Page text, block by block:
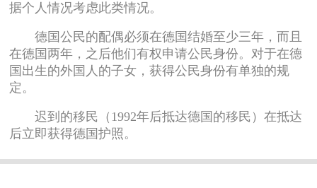
据个人情况考虑此类情况。
德国公民的配偶必须在德国结婚至少三年，而且
在德国两年，之后他们有权申请公民身份。对于在德
国出生的外国人的子女，获得公民身份有单独的规
定。
迟到的移民（1992年后抵达德国的移民）在抵达
后立即获得德国护照。